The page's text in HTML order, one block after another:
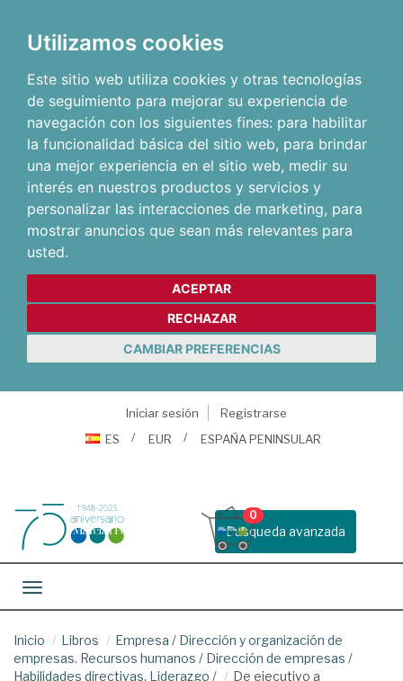
Utilizamos cookies
Este sitio web utiliza cookies y otras tecnologías
de seguimiento para mejorar su experiencia de
navegación con los siguientes fines: para habilitar
la funcionalidad básica del sitio web, para brindar
una mejor experiencia en el sitio web, medir su
interés en nuestros productos y servicios y
personalizar las interacciones de marketing, para
mostrar anuncios que sean más relevantes para
usted.
ACEPTAR
RECHAZAR
CAMBIAR PREFERENCIAS
Iniciar sesión
Registrarse
ES
EUR ESPAÑA PENINSULAR
Busqueda avanzada
0
Toggle navigation
Inicio Libros Empresa / Dirección y organización de
empresas. Recursos humanos / Dirección de empresas /
Habilidades directivas. Liderazgo /
De ejecutivo a